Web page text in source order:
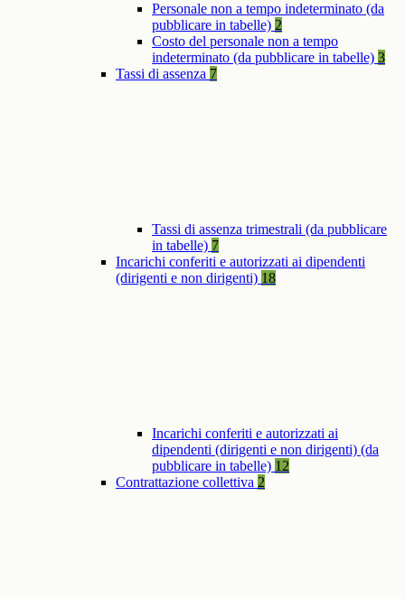
Personale non a tempo indeterminato (da
pubblicare in tabelle) 2
Costo del personale non a tempo
indeterminato (da pubblicare in tabelle) 3
Tassi di assenza 7
Tassi di assenza trimestrali (da pubblicare
in tabelle) 7
Incarichi conferiti e autorizzati ai dipendenti
(dirigenti e non dirigenti) 18
Incarichi conferiti e autorizzati ai
dipendenti (dirigenti e non dirigenti) (da
pubblicare in tabelle) 12
Contrattazione collettiva 2